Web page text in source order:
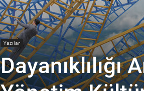
Yazılar
Dayanıklılığı